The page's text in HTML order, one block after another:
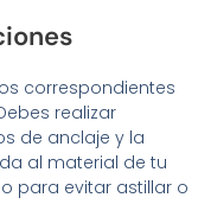
correspondientes
realizar
de anclaje y la
al material de tu
para evitar astillar o